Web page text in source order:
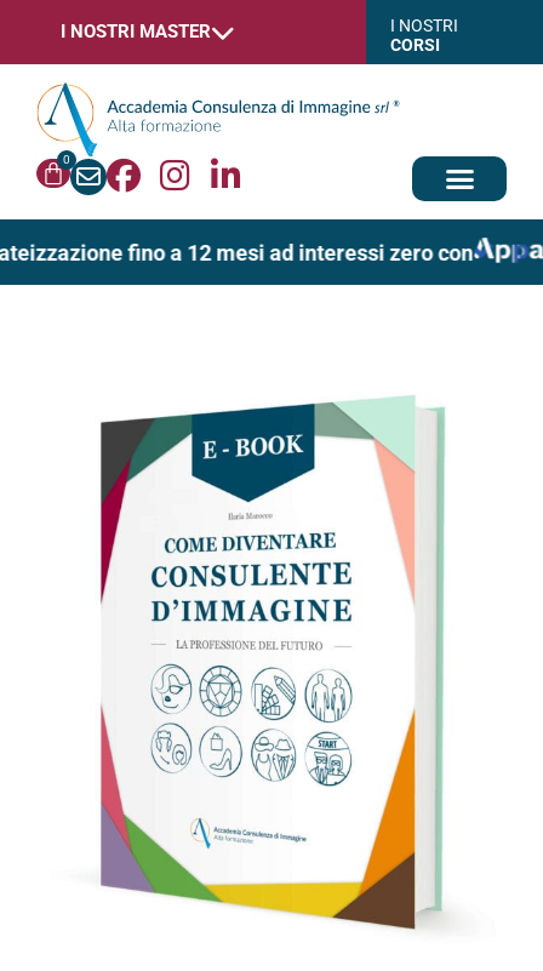
I NOSTRI MASTER
I NOSTRI
CORSI
0
fino a 12 mesi ad interessi zero con